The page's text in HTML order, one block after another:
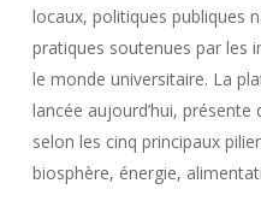
locaux, politiques publiques
pratiques soutenues par les
le monde universitaire. La
lancée aujourd’hui,
selon les cinq principaux
biosphère, énergie,